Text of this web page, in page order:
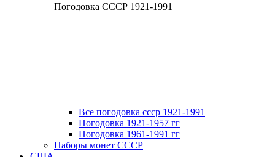
Погодовка СССР 1921-1991
Все погодовка ссср 1921-1991
Погодовка 1921-1957 гг
Погодовка 1961-1991 гг
Наборы монет СССР